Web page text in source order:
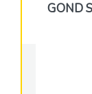
GOND